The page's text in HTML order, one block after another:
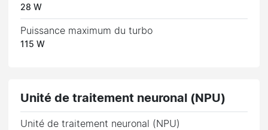
28 W
Puissance maximum du turbo
115 W
Unité de traitement neuronal (NPU)
Unité de traitement neuronal (NPU)